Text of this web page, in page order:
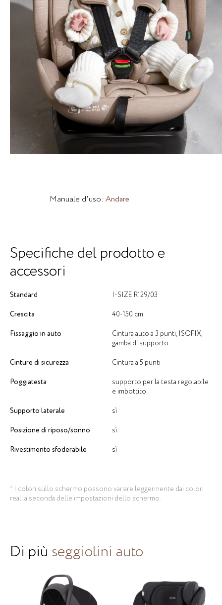
Manuale d'uso: Andare
Specifiche del prodotto e
accessori
Standard I-SIZE R129/03
Crescita 40-150 cm
Fissaggio in auto
Cintura auto a 3 punti, ISOFIX,
gamba di supporto
Cinture di sicurezza Cintura a 5 punti
Poggiatesta
supporto per la testa regolabile
e imbottito
Supporto laterale sì
Posizione di riposo/sonno sì
Rivestimento sfoderabile sì
* I colori sullo schermo possono variare leggermente dai colori
reali a seconda delle impostazioni dello schermo.
Di più seggiolini auto